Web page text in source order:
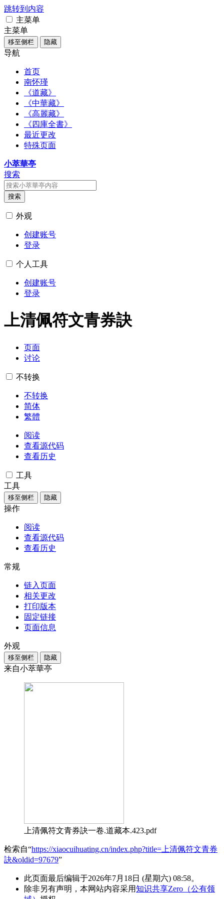
跳转到内容
主菜单
主菜单
移至侧栏 隐藏
导航
首页
南怀瑾
《道藏》
《中華藏》
《高麗藏》
《四庫全書》
最近更改
特殊页面
小萃華亭
搜索
搜索
外观
创建账号
登录
个人工具
创建账号
登录
上清佩符文青券訣
页面
讨论
不转换
不转换
简体
繁體
阅读
查看源代码
查看历史
工具
工具
移至侧栏 隐藏
操作
阅读
查看源代码
查看历史
常规
链入页面
相关更改
打印版本
固定链接
页面信息
外观
移至侧栏 隐藏
来自小萃華亭
上清佩符文青券訣一卷.道藏本.423.pdf
检索自“https://xiaocuihuating.cn/index.php?title=上清佩符文青券
訣&oldid=97679”
此页面最后编辑于2026年7月18日 (星期六) 08:58。
除非另有声明，本网站内容采用知识共享Zero（公有领